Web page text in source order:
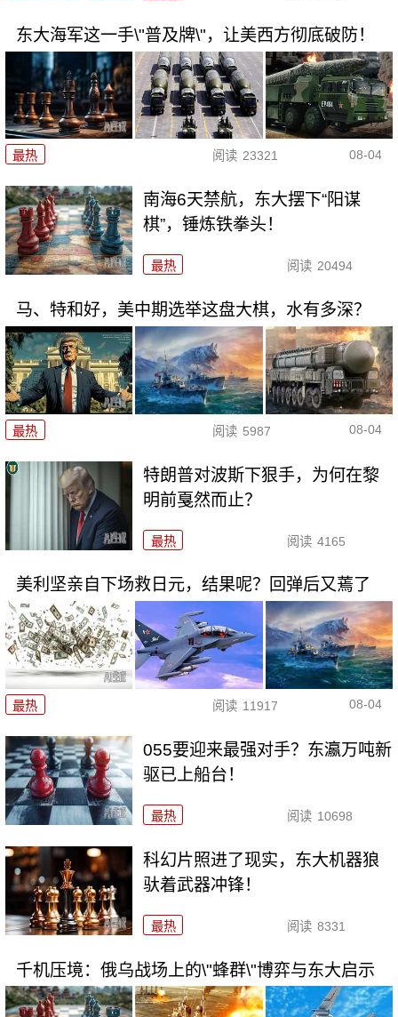
东大海军这一手\"普及牌\"，让美西方彻底破防！
最热 阅读 23321 08-04
南海6天禁航，东大摆下“阳谋
棋”，锤炼铁拳头！
最热 阅读 20494
马、特和好，美中期选举这盘大棋，水有多深？
最热 阅读 5987 08-04
特朗普对波斯下狠手，为何在黎
明前戛然而止？
最热 阅读 4165
美利坚亲自下场救日元，结果呢？回弹后又蔫了
最热 阅读 11917 08-04
055要迎来最强对手？东瀛万吨新
驱已上船台！
最热 阅读 10698
科幻片照进了现实，东大机器狼
驮着武器冲锋！
最热 阅读 8331
千机压境：俄乌战场上的\"蜂群\"博弈与东大启示